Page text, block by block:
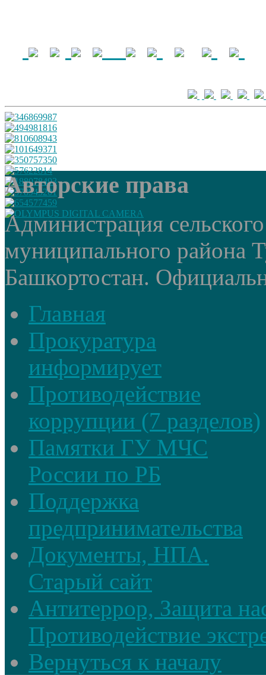
Авторские права
Администрация
муниципального района
Башкортостан.
Главная
Прокуратура
информирует
Противодействие
коррупции (7 разделов)
Памятки ГУ МЧС
России по РБ
Поддержка
предпринимательства
Документы, НПА.
Старый сайт
Антитеррор, Защита
Противодействие
Вернуться к началу